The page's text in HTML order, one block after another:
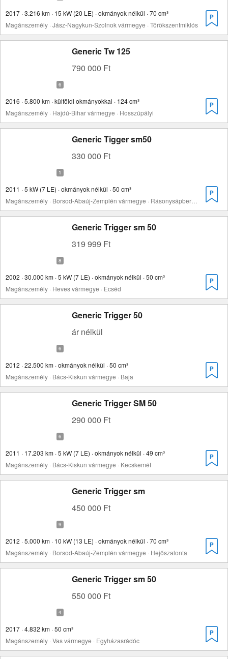
2017 · 3.216 km · 15 kW (20 LE) · okmányok nélkül · 70 cm³
Magánszemély · Jász-Nagykun-Szolnok vármegye · Törökszentmiklós
Generic Tw 125
790 000 Ft
2016 · 5.800 km · külföldi okmányokkal · 124 cm³
Magánszemély · Hajdú-Bihar vármegye · Hosszúpályi
Generic Tigger sm50
330 000 Ft
2011 · 5 kW (7 LE) · okmányok nélkül · 50 cm³
Generic Trigger sm 50
319 999 Ft
2002 · 30.000 km · 5 kW (7 LE) · okmányok nélkül · 50 cm³
Magánszemély · Heves vármegye · Ecséd
Generic Trigger 50
ár nélkül
2012 · 22.500 km · okmányok nélkül · 50 cm³
Magánszemély · Bács-Kiskun vármegye · Baja
Generic Trigger SM 50
290 000 Ft
2011 · 17.203 km · 5 kW (7 LE) · okmányok nélkül · 49 cm³
Magánszemély · Bács-Kiskun vármegye · Kecskemét
Generic Trigger sm
450 000 Ft
2012 · 5.000 km · 10 kW (13 LE) · okmányok nélkül · 70 cm³
Magánszemély · Borsod-Abaúj-Zemplén vármegye · Hejőszalonta
Generic Trigger sm 50
550 000 Ft
2017 · 4.832 km · 50 cm³
Magánszemély · Vas vármegye · Egyházasrádóc